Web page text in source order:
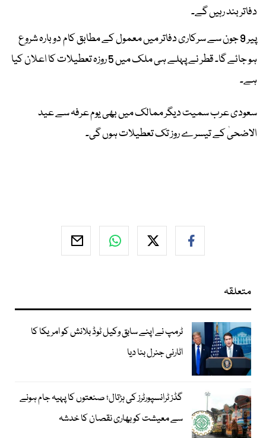
دفاتر بند رہیں گے۔
پیر 9 جون سے سرکاری دفاتر میں معمول کے مطابق کام دوبارہ شروع
ہو جائے گا۔ قطر نے پہلے ہی ملک میں 5 روزہ تعطیلات کا اعلان کیا
ہے۔
سعودی عرب سمیت دیگر ممالک میں بھی یوم عرفہ سے عید
الاضحیٰ کے تیسرے روز تک تعطیلات ہوں گی۔
متعلقہ
ٹرمپ نے اپنے سابق وکیل ٹوڈ بلانش کو امریکا کا
اٹارنی جنرل بنا دیا
گڈز ٹرانسپورٹرز کی ہڑتال؛ صنعتوں کا پہیہ جام ہونے
سے معیشت کو بھاری نقصان کا خدشہ